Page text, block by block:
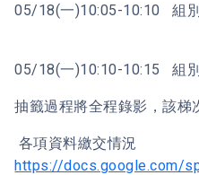
05/18(一)10:05-10:10 組
05/18(一)10:10-10:15 組
抽籤過程將全程錄影，該
各項資料繳交情況
https://docs.google.com/